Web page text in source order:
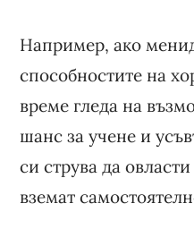
Например, ако
способностите на
време гледа на
шанс за учене и
си струва да
вземат